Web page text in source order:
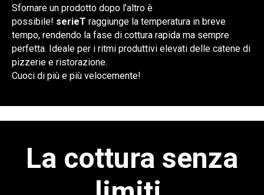
Sfornare un prodotto dopo l’altro è
possibile! serieT raggiunge la temperatura in breve
tempo, rendendo la fase di cottura rapida ma sempre
perfetta. Ideale per i ritmi produttivi elevati delle catene di
pizzerie e ristorazione.
Cuoci di più e più velocemente!
La cottura senza